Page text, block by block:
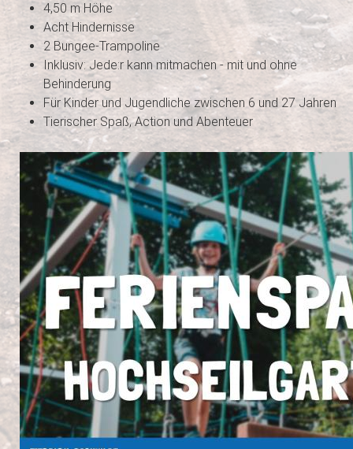
4,50 m Höhe
Acht Hindernisse
2 Bungee-Trampoline
Inklusiv: Jede:r kann mitmachen - mit und ohne
Behinderung
Für Kinder und Jugendliche zwischen 6 und 27 Jahren
Tierischer Spaß, Action und Abenteuer